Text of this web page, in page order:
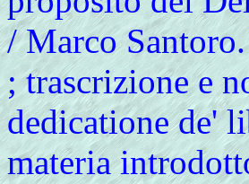
/ Marco
; trascrizione e
dedicatione de'
materia